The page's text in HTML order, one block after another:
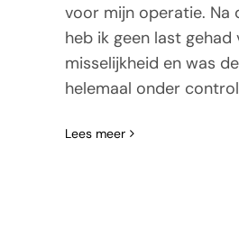
voor mijn operatie. Na
heb ik geen last gehad
misselijkheid en was
helemaal onder
Lees meer